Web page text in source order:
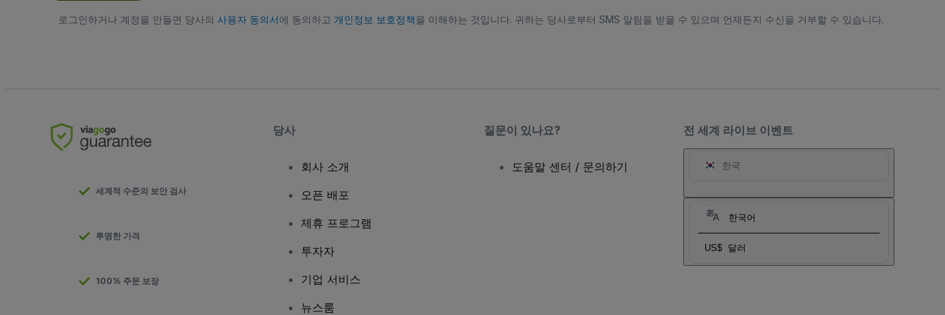
로그인하거나 계정을 만들면 당사의 사용자 동의서에 동의하고 개인정보 보호정책을 이해하는 것입니다. 귀하는 당사로부터 SMS 알림을 받을 수 있으며 언제든지 수신을 거부할 수 있습니다.
전 세계 라이브 이벤트
한국
한국어
US$ 달러
세계적 수준의 보안 검사
투명한 가격
100% 주문 보장
당사
회사 소개
오픈 배포
제휴 프로그램
투자자
기업 서비스
뉴스룸
질문이 있나요?
도움말 센터 / 문의하기